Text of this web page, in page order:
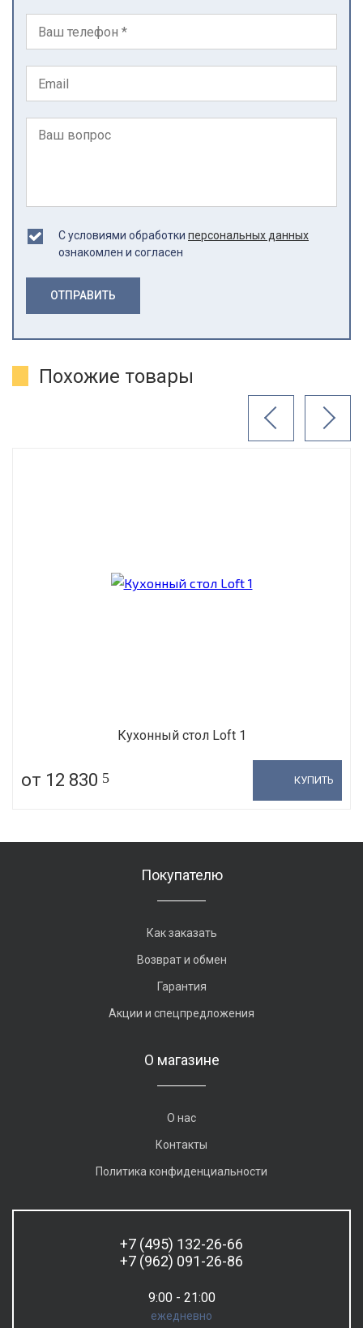
С условиями обработки персональных данных
ознакомлен и согласен
ОТПРАВИТЬ
Похожие товары
Кухонный стол Loft 1
от 12 830 5 КУПИТЬ
Покупателю
Как заказать
Возврат и обмен
Гарантия
Акции и спецпредложения
О магазине
О нас
Контакты
Политика конфиденциальности
+7 (495) 132-26-66
+7 (962) 091-26-86
9:00 - 21:00
ежедневно